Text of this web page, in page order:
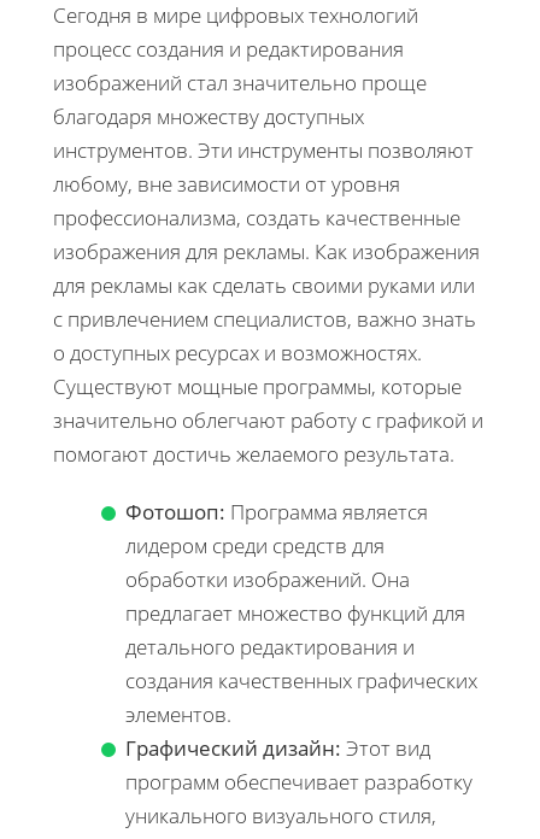
Сегодня в мире цифровых технологий
процесс создания и редактирования
изображений стал значительно проще
благодаря множеству доступных
инструментов. Эти инструменты позволяют
любому, вне зависимости от уровня
профессионализма, создать качественные
изображения для рекламы. Как изображения
для рекламы как сделать своими руками или
с привлечением специалистов, важно знать
о доступных ресурсах и возможностях.
Существуют мощные программы, которые
значительно облегчают работу с графикой и
помогают достичь желаемого результата.
Фотошоп: Программа является
лидером среди средств для
обработки изображений. Она
предлагает множество функций для
детального редактирования и
создания качественных графических
элементов.
Графический дизайн: Этот вид
программ обеспечивает разработку
уникального визуального стиля,